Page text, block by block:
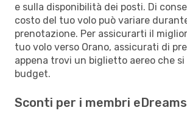
e sulla disponibilità dei posti. Di
costo del tuo volo può variare
prenotazione. Per assicurarti il
tuo volo verso Orano, assicurati di
appena trovi un biglietto aereo che
budget.
Sconti per i membri